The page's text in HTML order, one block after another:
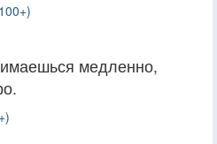
медленно,